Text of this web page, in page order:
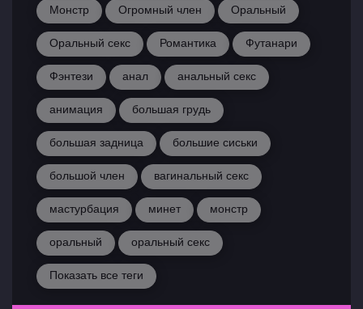
Монстр Огромный член Оральный
Оральный секс Романтика Футанари
Фэнтези анал анальный секс
анимация большая грудь
большая задница большие сиськи
большой член вагинальный секс
мастурбация минет монстр
оральный оральный секс
Показать все теги